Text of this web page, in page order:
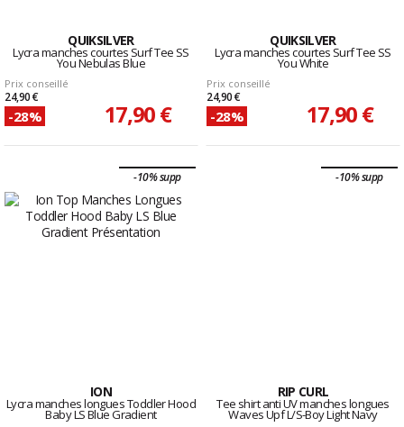
QUIKSILVER
Lycra manches courtes Surf Tee SS
You Nebulas Blue
Prix conseillé
24,90 €
-28% 17,90 €
QUIKSILVER
Lycra manches courtes Surf Tee SS
You White
Prix conseillé
24,90 €
-28% 17,90 €
-10% supp
ION
Lycra manches longues Toddler Hood
Baby LS Blue Gradient
-10% supp
RIP CURL
Tee shirt anti UV manches longues
Waves Upf L/S-Boy Light Navy